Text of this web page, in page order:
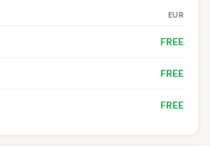
EUR
FREE
FREE
FREE